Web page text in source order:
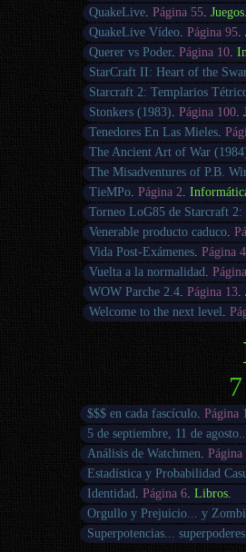
QuakeLive .Página 55 .Juegos
QuakeLive Vídeo .Página 95 .
Querer vs Poder.Página 10 .
StarCraft II: Heart of the
Starcraft 2: Templarios
Stonkers (1983) .Página 100 .
Tenedores En Las Mieles .
The Ancient Art of War
The Misadventures of P.B.
TieMPo .Página 2 .
Torneo LoG85 de Starcraft
Venerable producto caduco .
Vida Post-Exámenes .Página
Vuelta a la normalidad .
WOW Parche 2.4 .Página 13 .
Welcome to the next level .
$$$ en cada fascículo. Página
5 de septiembre, 11 de
Análisis de Watchmen. Página
Estadística y Probabilidad
Identidad. Página 6. Libros.
Orgullo y Prejuicio... y
Superpotencias... superpoderes